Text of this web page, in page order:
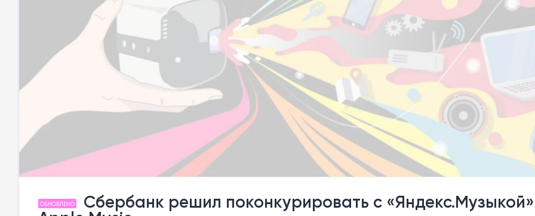
ОБНОВЛЕНО Сбербанк решил поконкурировать с